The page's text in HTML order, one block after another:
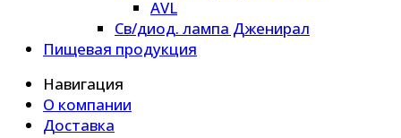
AVL
Св/диод. лампа Дженирал
Пищевая продукция
Навигация
О компании
Доставка